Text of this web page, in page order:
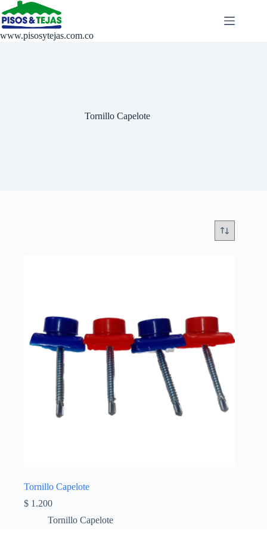
Saltar
al
contenido
www.pisosytejas.com.co
Tornillo Capelote
Tornillo Capelote
$ 1.200
Tornillo Capelote